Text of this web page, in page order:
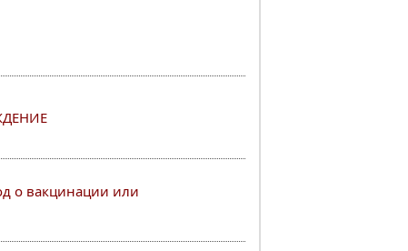
о вакцинации или